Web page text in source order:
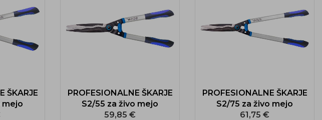
ŠKARJE
mejo
PROFESIONALNE ŠKARJE
S2/55 za živo mejo
59,85 €
PROFESIONALNE ŠKARJE
S2/75 za živo mejo
61,75 €